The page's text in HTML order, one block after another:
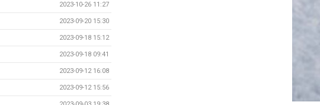
2023-10-26 11:27
2023-09-20 15:30
2023-09-18 15:12
2023-09-18 09:41
2023-09-12 16:08
2023-09-12 15:56